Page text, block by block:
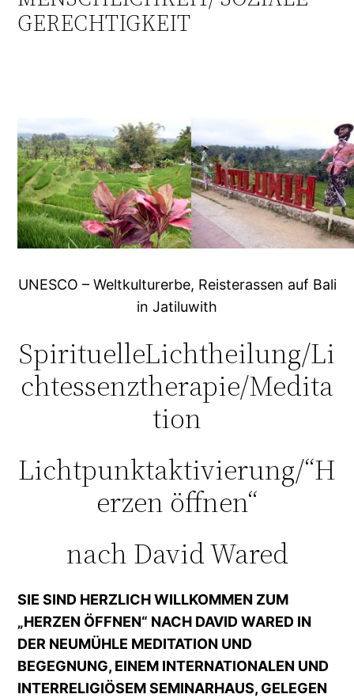
GERECHTIGKEIT
UNESCO – Weltkulturerbe, Reisterassen auf Bali
in Jatiluwith
SpirituelleLichtheilung/Li
chtessenztherapie/Medita
tion
Lichtpunktaktivierung/“H
erzen öffnen“
nach David Wared
SIE SIND HERZLICH WILLKOMMEN ZUM
„HERZEN ÖFFNEN“ NACH DAVID WARED IN
DER NEUMÜHLE MEDITATION UND
BEGEGNUNG, EINEM INTERNATIONALEN UND
INTERRELIGIÖSEM SEMINARHAUS, GELEGEN